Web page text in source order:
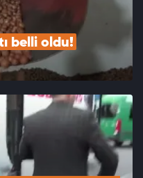
belli oldu!